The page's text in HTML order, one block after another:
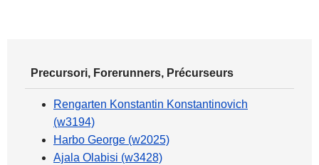
Precursori, Forerunners, Précurseurs
Rengarten Konstantin Konstantinovich
(w3194)
Harbo George (w2025)
Ajala Olabisi (w3428)